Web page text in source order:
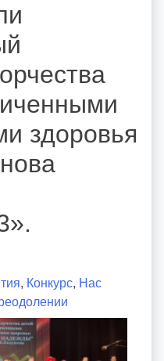
здоровья
, Конкурс, Нас